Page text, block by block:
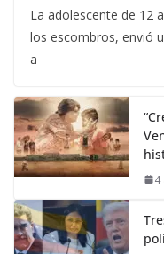
La adolescente de 12
los escombros, envió
a
4